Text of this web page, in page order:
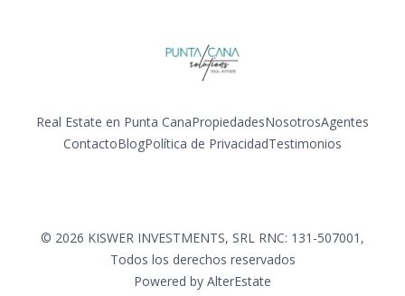
Real Estate en Punta CanaPropiedadesNosotrosAgentes
ContactoBlogPolítica de PrivacidadTestimonios
© 2026 KISWER INVESTMENTS, SRL RNC: 131-507001 ,
Todos los derechos reservados
Powered by AlterEstate